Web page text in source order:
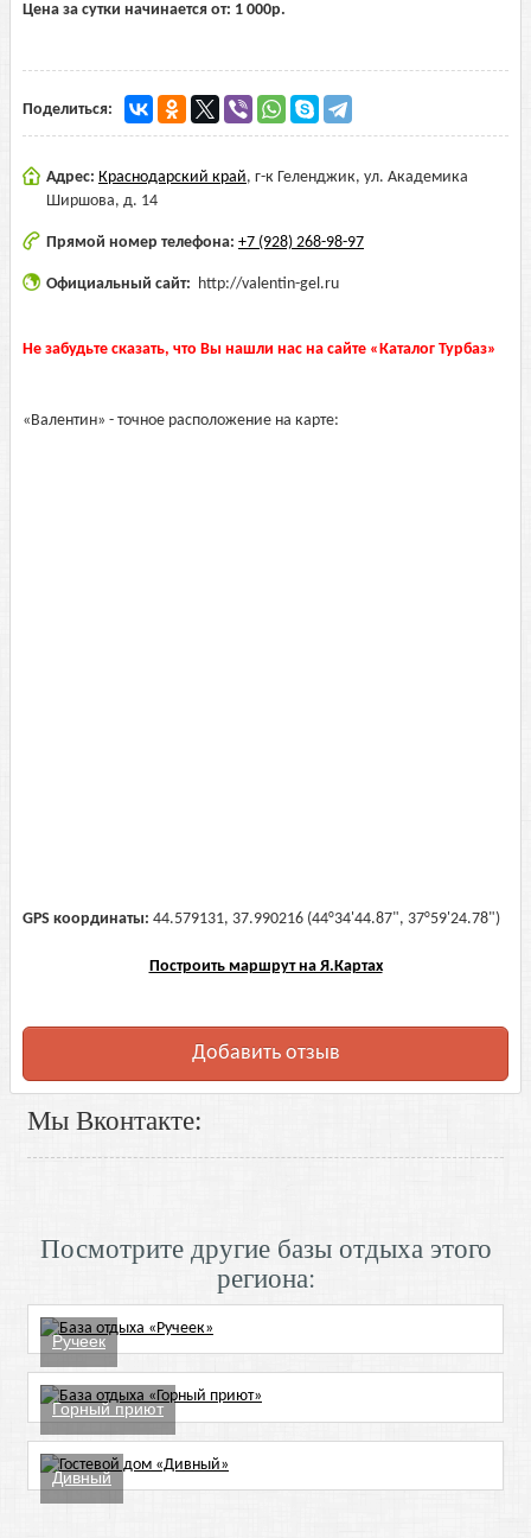
Цена за сутки начинается от: 1 000р.
Поделиться:
Адрес: Краснодарский край, г-к Геленджик, ул. Академика
Ширшова, д. 14
Прямой номер телефона: +7 (928) 268-98-97
Официальный сайт: http://valentin-gel.ru
Не забудьте сказать, что Вы нашли нас на сайте «Каталог Турбаз»
«Валентин» - точное расположение на карте:
GPS координаты: 44.579131, 37.990216 (44°34'44.87", 37°59'24.78")
Построить маршрут на Я.Картах
Добавить отзыв
Мы Вконтакте:
Посмотрите другие базы отдыха этого
региона:
Ручеек
Горный приют
Дивный